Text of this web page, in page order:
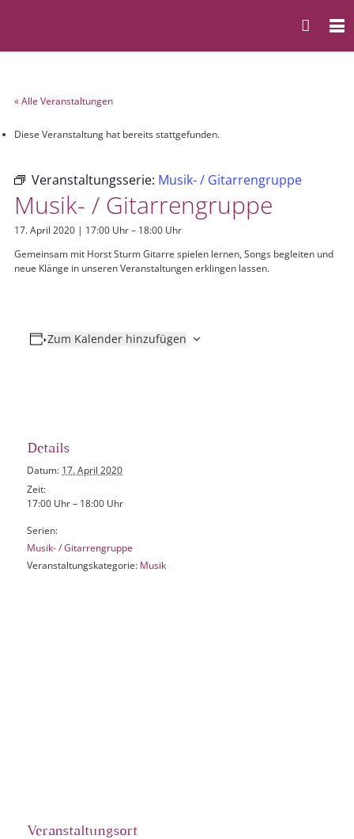
« Alle Veranstaltungen
Diese Veranstaltung hat bereits stattgefunden.
Veranstaltungsserie: Musik- / Gitarrengruppe
Musik- / Gitarrengruppe
17. April 2020 | 17:00 Uhr– 18:00 Uhr
Gemeinsam mit Horst Sturm Gitarre spielen lernen, Songs begleiten und
neue Klänge in unseren Veranstaltungen erklingen lassen.
Zum Kalender hinzufügen
Details
Datum: 17. April 2020
Zeit:
17:00 Uhr – 18:00 Uhr
Serien:
Musik- / Gitarrengruppe
Veranstaltungskategorie: Musik
Veranstaltungsort